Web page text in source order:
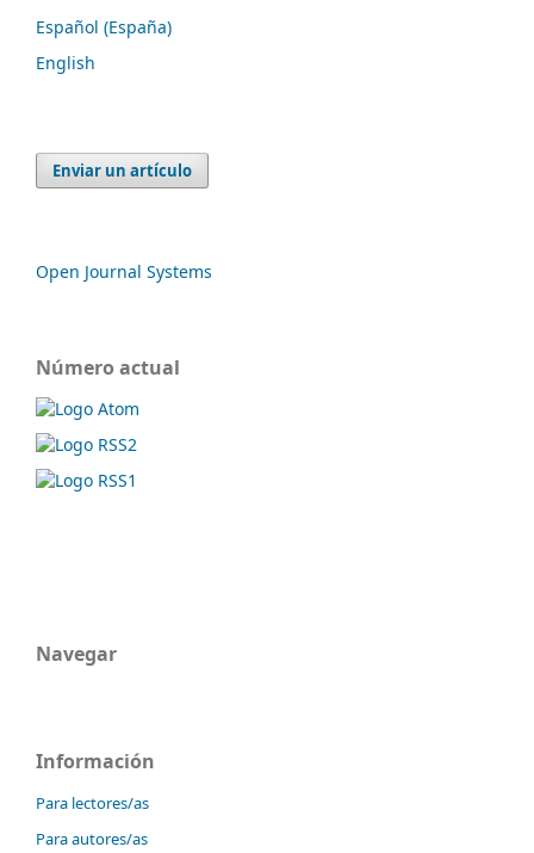
Español (España)
English
Enviar un artículo
Open Journal Systems
Número actual
Navegar
Información
Para lectores/as
Para autores/as